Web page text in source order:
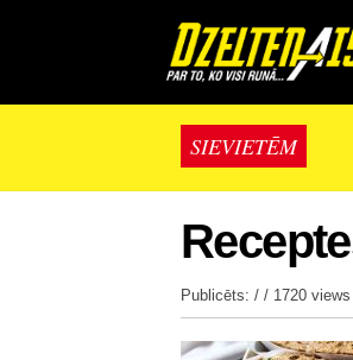
SIEVIETĒM
Publicēts: / / 1720 views